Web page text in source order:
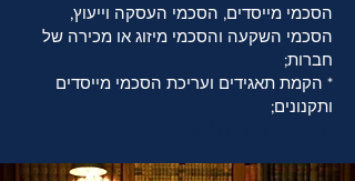
הסכמי מייסדים, הסכמי העסקה וייעוץ,
הסכמי השקעה והסכמי מיזוג או מכירה של
חברות;
* הקמת תאגידים ועריכת הסכמי מייסדים
ותקנונים;